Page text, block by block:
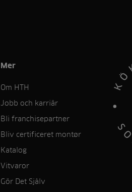
Mer
Om HTH
Jobb och karriär
Bli franchisepartner
Bliv certificeret montør
Katalog
Vitvaror
Gör Det Sjålv